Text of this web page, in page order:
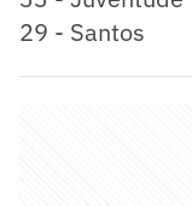
29 - Santos